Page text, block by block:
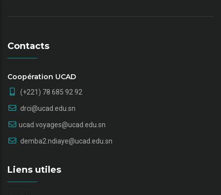
Contacts
Coopération UCAD
(+221) 78 685 92 92
drci@ucad.edu.sn
ucad.voyages@ucad.edu.sn
demba2.ndiaye@ucad.edu.sn
Liens utiles